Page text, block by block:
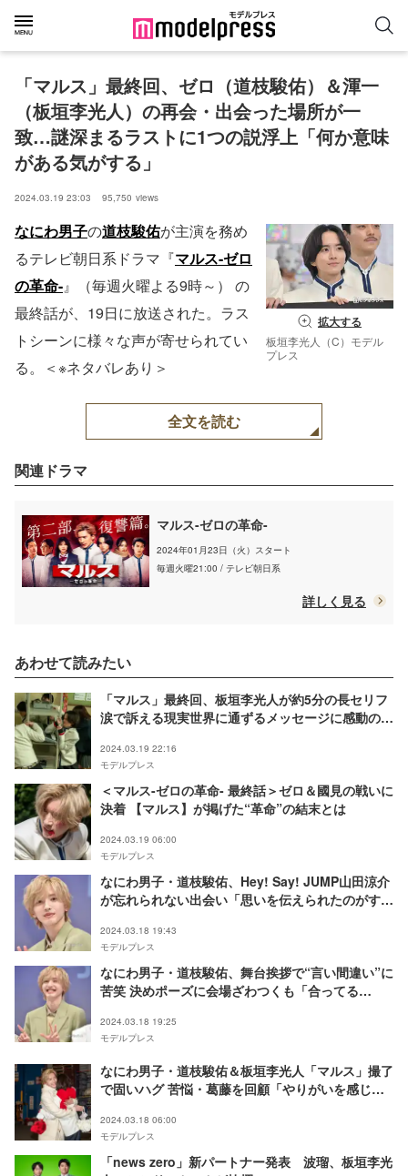
「マルス」最終回、ゼロ（道枝駿佑）＆渾一
（板垣李光人）の再会・出会った場所が一
致…謎深まるラストに1つの説浮上「何か意味
がある気がする」
2024.03.19 23:03 95,750 views
拡大する
板垣李光人（C）モデル
プレス
なにわ男子の道枝駿佑が主演を務め
るテレビ朝日系ドラマ『マルス-ゼロ
の革命-』（毎週火曜よる9時～） の
最終話が、19日に放送された。ラス
トシーンに様々な声が寄せられてい
る。＜※ネタバレあり＞
全文を読む
関連ドラマ
マルス-ゼロの革命-
2024年01月23日（火）スタート
毎週火曜21:00 / テレビ朝日系
詳しく見る
あわせて読みたい
「マルス」最終回、板垣李光人が約5分の長セリフ
涙で訴える現実世界に通ずるメッセージに感動の声
2024.03.19 22:16
モデルプレス
＜マルス-ゼロの革命- 最終話＞ゼロ＆國見の戦いに
決着 【マルス】が掲げた“革命”の結末とは
2024.03.19 06:00
モデルプレス
なにわ男子・道枝駿佑、Hey! Say! JUMP山田涼介
が忘れられない出会い「思いを伝えられたのがすご
2024.03.18 19:43
モデルプレス
なにわ男子・道枝駿佑、舞台挨拶で“言い間違い”に
苦笑 決めポーズに会場ざわつくも「合ってる
2024.03.18 19:25
モデルプレス
なにわ男子・道枝駿佑＆板垣李光人「マルス」撮了
で固いハグ 苦悩・葛藤を回顧「やりがいを感じる
2024.03.18 06:00
モデルプレス
「news zero」新パートナー発表 波瑠、板垣李光